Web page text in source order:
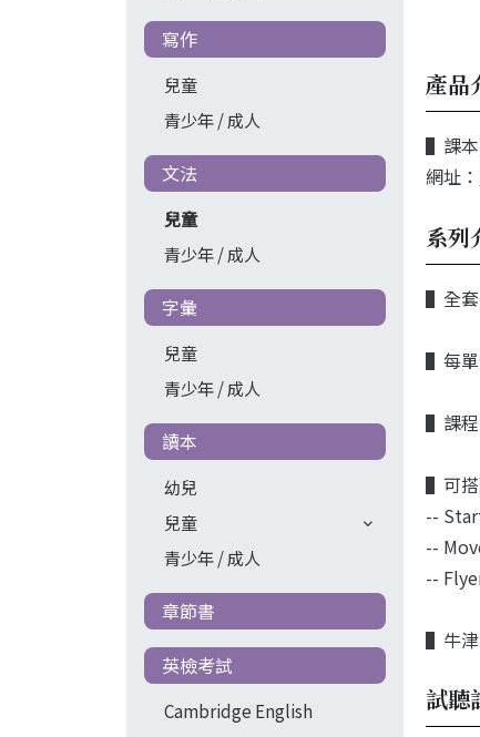
寫作
兒童
青少年 / 成人
文法
兒童
青少年 / 成人
字彙
兒童
青少年 / 成人
讀本
幼兒
兒童
青少年 / 成人
章節書
英檢考試
Cambridge English
產品
▌課本
網址：
系列
▌ 全
▌ 每
▌ 課
▌可搭
--
--
--
▌牛津
試聽